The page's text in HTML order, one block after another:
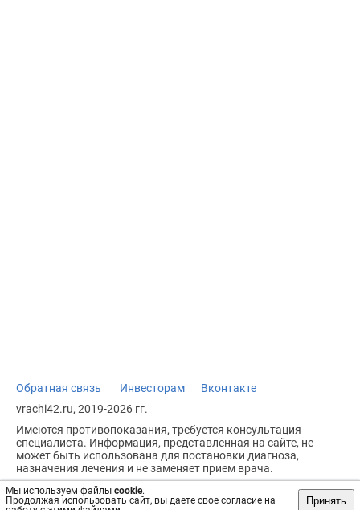
Мы используем файлы cookie.
Продолжая использовать сайт, вы даете свое согласие на
Принять
Обратная связь Инвесторам
Вконтакте
vrachi42.ru, 2019-2026 гг.
Имеются противопоказания, требуется консультация
специалиста. Информация, представленная на сайте, не
может быть использована для постановки диагноза,
назначения лечения и не заменяет прием врача.
Возрастное ограничение: 18+